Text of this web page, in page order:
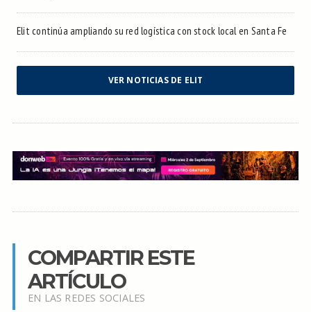
Elit continúa ampliando su red logística con stock local en Santa Fe
VER NOTICIAS DE ELIT
COMPARTIR ESTE
ARTÍCULO
EN LAS REDES SOCIALES